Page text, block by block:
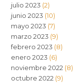
julio 2023 (2)
junio 2023 (10)
mayo 2023 (7)
marzo 2023 (9)
febrero 2023 (8)
enero 2023 (6)
noviembre 2022 (8)
octubre 2022 (9)